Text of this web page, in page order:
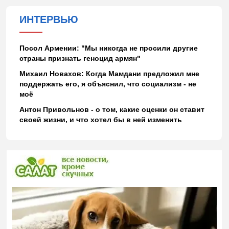
ИНТЕРВЬЮ
Посол Армении: "Мы никогда не просили другие
страны признать геноцид армян"
Михаил Новахов: Когда Мамдани предложил мне
поддержать его, я объяснил, что социализм - не
моё
Антон Привольнов - о том, какие оценки он ставит
своей жизни, и что хотел бы в ней изменить